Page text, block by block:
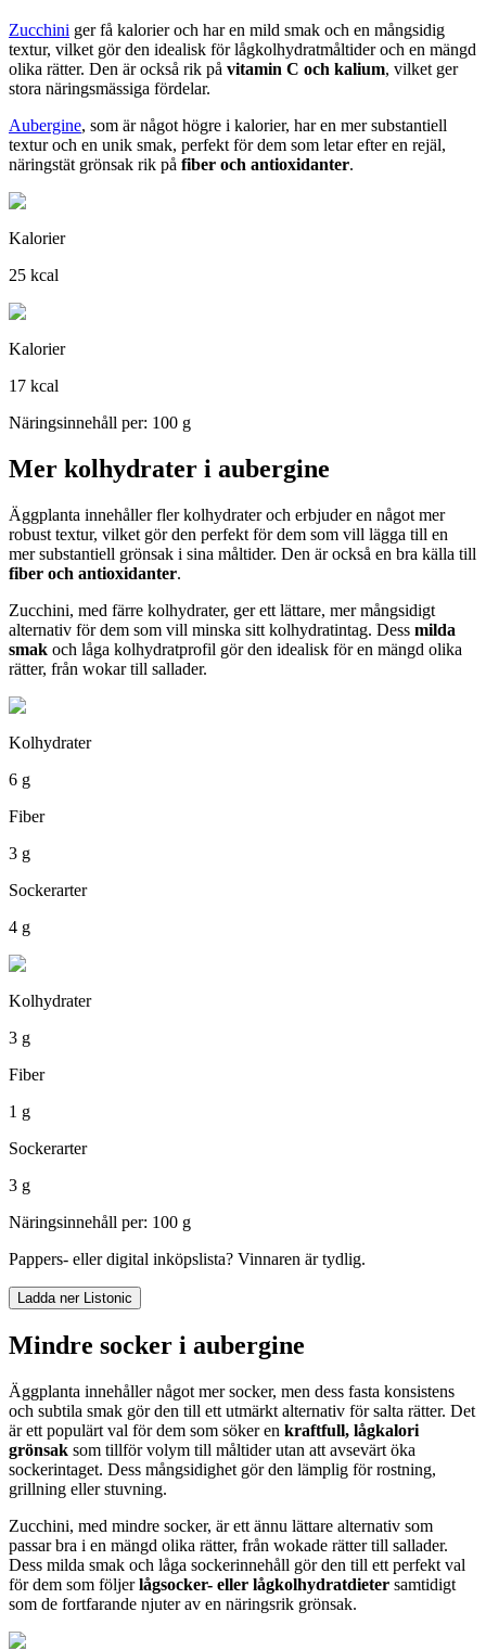
Zucchini ger få kalorier och har en mild smak och en mångsidig
textur, vilket gör den idealisk för lågkolhydratmåltider och en mängd
olika rätter. Den är också rik på vitamin C och kalium, vilket ger
stora näringsmässiga fördelar.
Aubergine, som är något högre i kalorier, har en mer substantiell
textur och en unik smak, perfekt för dem som letar efter en rejäl,
näringstät grönsak rik på fiber och antioxidanter.
Kalorier
25 kcal
Kalorier
17 kcal
Näringsinnehåll per: 100 g
Mer kolhydrater i aubergine
Äggplanta innehåller fler kolhydrater och erbjuder en något mer
robust textur, vilket gör den perfekt för dem som vill lägga till en
mer substantiell grönsak i sina måltider. Den är också en bra källa till
fiber och antioxidanter.
Zucchini, med färre kolhydrater, ger ett lättare, mer mångsidigt
alternativ för dem som vill minska sitt kolhydratintag. Dess milda
smak och låga kolhydratprofil gör den idealisk för en mängd olika
rätter, från wokar till sallader.
Kolhydrater
6 g
Fiber
3 g
Sockerarter
4 g
Kolhydrater
3 g
Fiber
1 g
Sockerarter
3 g
Näringsinnehåll per: 100 g
Pappers- eller digital inköpslista? Vinnaren är tydlig.
Ladda ner Listonic
Mindre socker i aubergine
Äggplanta innehåller något mer socker, men dess fasta konsistens
och subtila smak gör den till ett utmärkt alternativ för salta rätter. Det
är ett populärt val för dem som söker en kraftfull, lågkalori
grönsak som tillför volym till måltider utan att avsevärt öka
sockerintaget. Dess mångsidighet gör den lämplig för rostning,
grillning eller stuvning.
Zucchini, med mindre socker, är ett ännu lättare alternativ som
passar bra i en mängd olika rätter, från wokade rätter till sallader.
Dess milda smak och låga sockerinnehåll gör den till ett perfekt val
för dem som följerlågsocker- eller lågkolhydratdieter samtidigt
som de fortfarande njuter av en näringsrik grönsak.